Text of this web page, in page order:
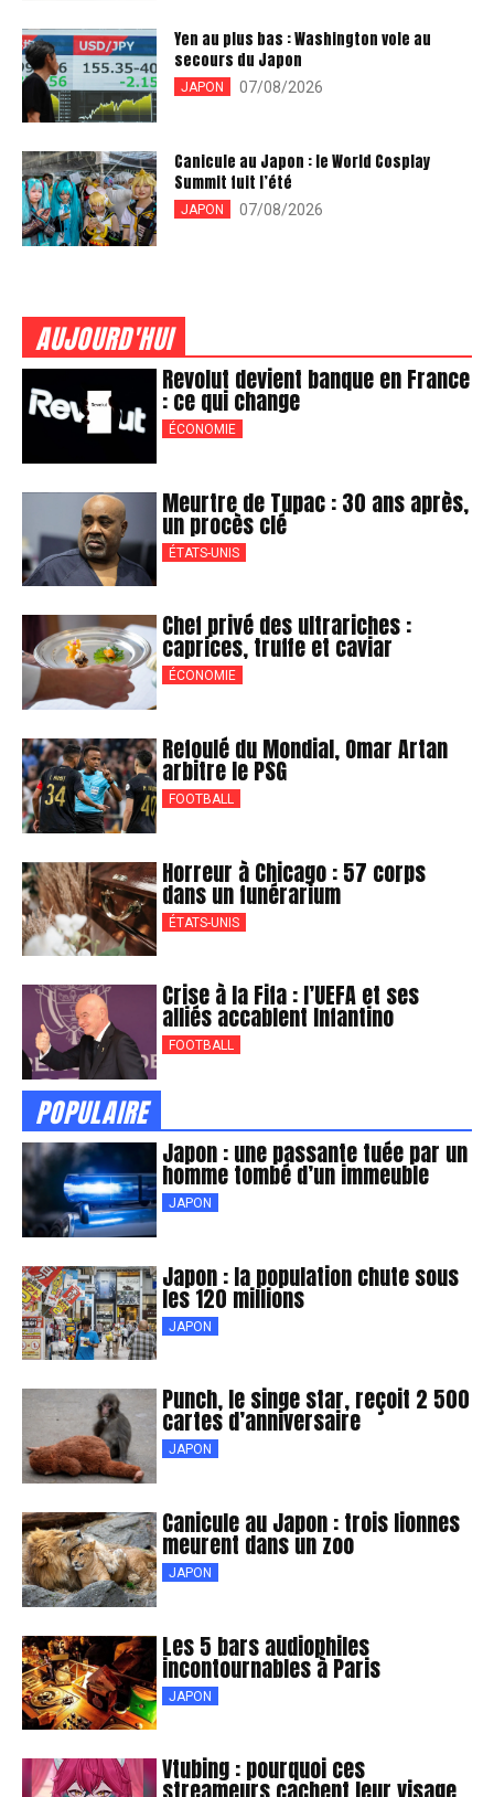
Yen au plus bas : Washington vole au
secours du Japon
JAPON 07/08/2026
Canicule au Japon : le World Cosplay
Summit fuit l’été
JAPON 07/08/2026
AUJOURD'HUI
Revolut devient banque en France
: ce qui change
ÉCONOMIE
Meurtre de Tupac : 30 ans après,
un procès clé
ÉTATS-UNIS
Chef privé des ultrariches :
caprices, truffe et caviar
ÉCONOMIE
Refoulé du Mondial, Omar Artan
arbitre le PSG
FOOTBALL
Horreur à Chicago : 57 corps
dans un funérarium
ÉTATS-UNIS
Crise à la Fifa : l’UEFA et ses
alliés accablent Infantino
FOOTBALL
POPULAIRE
Japon : une passante tuée par un
homme tombé d’un immeuble
JAPON
Japon : la population chute sous
les 120 millions
JAPON
Punch, le singe star, reçoit 2 500
cartes d’anniversaire
JAPON
Canicule au Japon : trois lionnes
meurent dans un zoo
JAPON
Les 5 bars audiophiles
incontournables à Paris
JAPON
Vtubing : pourquoi ces